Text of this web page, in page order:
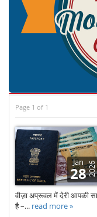
Page 1 of 1
Jan
282026
वीज़ा अप्रूवल में देरी आपकी
है –... read more »